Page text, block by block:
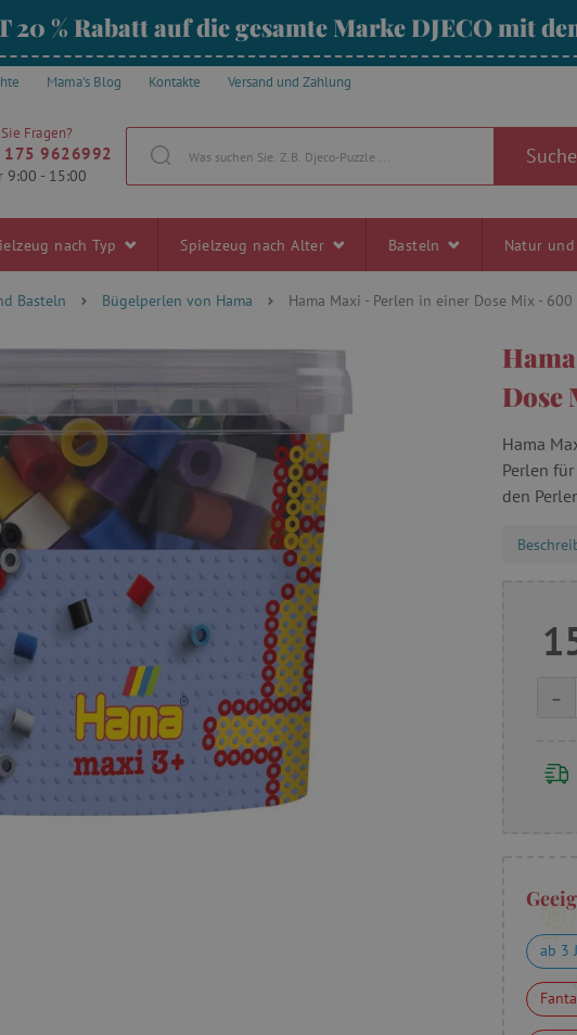
20 % Rabatt auf die gesamte Marke DJECO mit
Mama's Blog Kontakte Versand und Zahlung
Fragen?
175 9626992
9:00 - 15:00
Suche
nach Typ Spielzeug nach Alter Basteln Natur
Basteln Bügelperlen von Hama Hama Maxi - Perlen in einer Dose Mix - 600
Dose
Hama
Perlen
den
-
ab 3